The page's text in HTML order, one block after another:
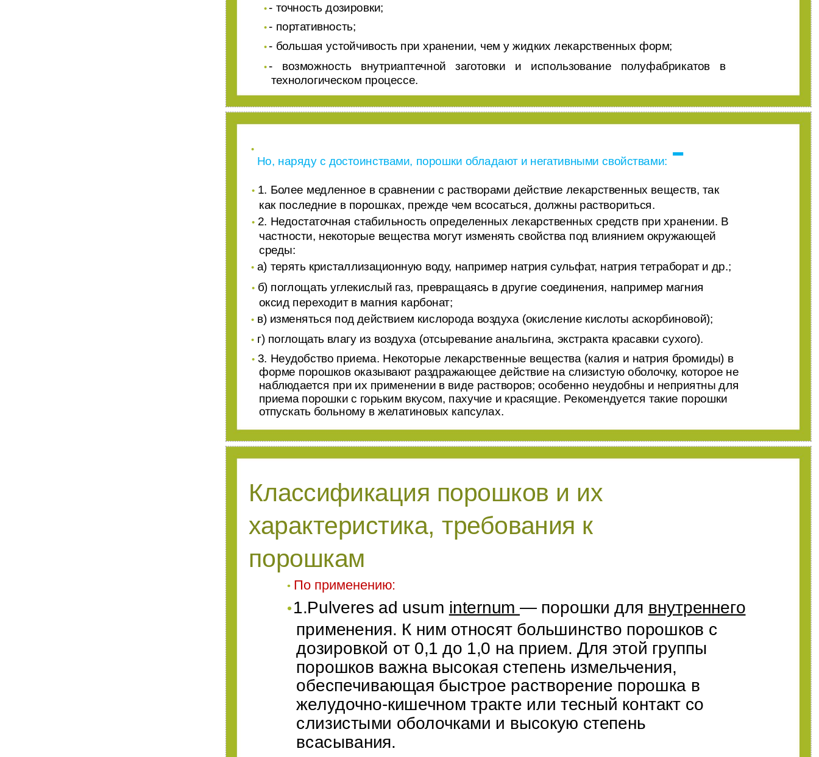
•- точность дозировки;
•- портативность;
•- большая устойчивость при хранении, чем у жидких лекарственных форм;
•- возможность внутриаптечной заготовки и использование полуфабрикатов в
технологическом процессе.
•
Но, наряду с достоинствами, порошки обладают и негативными свойствами: -
• 1. Более медленное в сравнении с растворами действие лекарственных веществ, так
как последние в порошках, прежде чем всосаться, должны раствориться.
• 2. Недостаточная стабильность определенных лекарственных средств при хранении. В
частности, некоторые вещества могут изменять свойства под влиянием окружающей
среды:
• а) терять кристаллизационную воду, например натрия сульфат, натрия тетраборат и др.;
• б) поглощать углекислый газ, превращаясь в другие соединения, например магния
оксид переходит в магния карбонат;
• в) изменяться под действием кислорода воздуха (окисление кислоты аскорбиновой);
• г) поглощать влагу из воздуха (отсыревание анальгина, экстракта красавки сухого).
• 3. Неудобство приема. Некоторые лекарственные вещества (калия и натрия бромиды) в
форме порошков оказывают раздражающее действие на слизистую оболочку, которое не
наблюдается при их применении в виде растворов; особенно неудобны и неприятны для
приема порошки с горьким вкусом, пахучие и красящие. Рекомендуется такие порошки
отпускать больному в желатиновых капсулах.
Классификация порошков и их
характеристика, требования к
порошкам
• По применению:
• 1.Рulveres ad usum internum — порошки для внутреннего
применения. К ним относят большинство порошков с
дозировкой от 0,1 до 1,0 на прием. Для этой группы
порошков важна высокая степень измельчения,
обеспечивающая быстрое растворение порошка в
желудочно-кишечном тракте или тесный контакт со
слизистыми оболочками и высокую степень
всасывания.